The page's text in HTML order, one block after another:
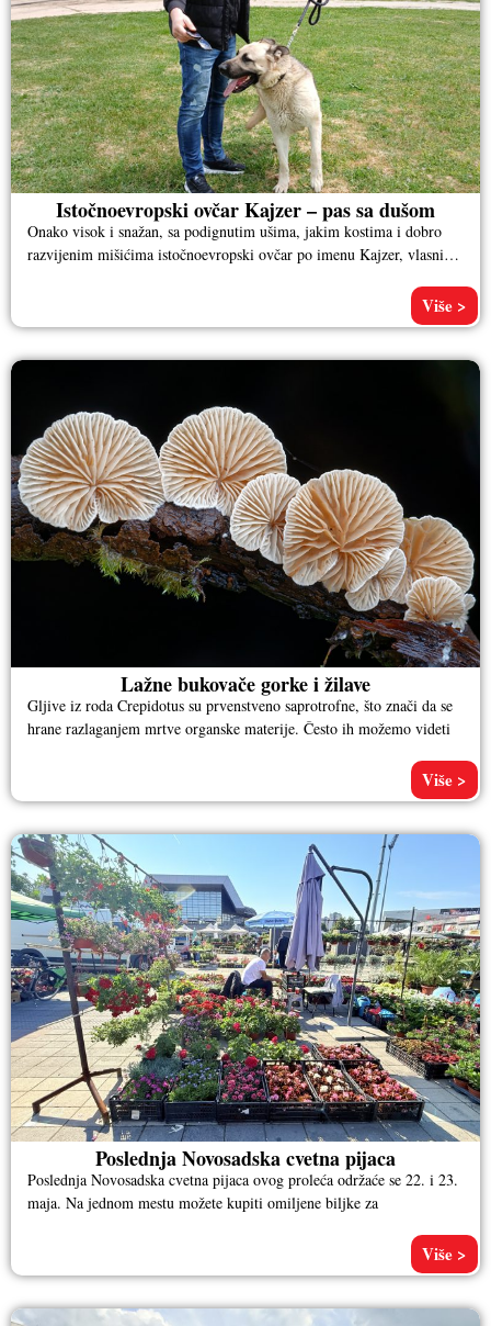
Istočnoevropski ovčar Kajzer – pas sa dušom
Onako visok i snažan, sa podignutim ušima, jakim kostima i dobro
razvijenim mišićima istočnoevropski ovčar po imenu Kajzer, vlasnika
Više >
Lažne bukovače gorke i žilave
Gljive iz roda Crepidotus su prvenstveno saprotrofne, što znači da se
hrane razlaganjem mrtve organske materije. Često ih možemo videti
Više >
Poslednja Novosadska cvetna pijaca
Poslednja Novosadska cvetna pijaca ovog proleća održaće se 22. i 23.
maja. Na jednom mestu možete kupiti omiljene biljke za
Više >